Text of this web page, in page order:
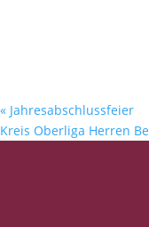
« Jahresabschlussfeier
Kreis Oberliga Herren